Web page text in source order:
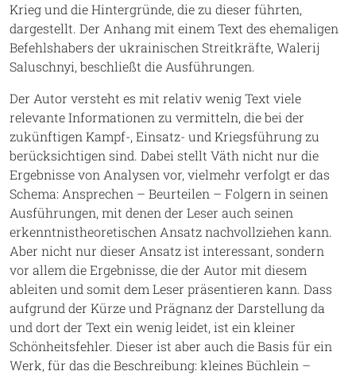
Krieg und die Hintergründe, die zu dieser führten,
dargestellt. Der Anhang mit einem Text des ehemaligen
Befehlshabers der ukrainischen Streitkräfte, Walerij
Saluschnyi, beschließt die Ausführungen.
Der Autor versteht es mit relativ wenig Text viele
relevante Informationen zu vermitteln, die bei der
zukünftigen Kampf-, Einsatz- und Kriegsführung zu
berücksichtigen sind. Dabei stellt Väth nicht nur die
Ergebnisse von Analysen vor, vielmehr verfolgt er das
Schema: Ansprechen – Beurteilen – Folgern in seinen
Ausführungen, mit denen der Leser auch seinen
erkenntnistheoretischen Ansatz nachvollziehen kann.
Aber nicht nur dieser Ansatz ist interessant, sondern
vor allem die Ergebnisse, die der Autor mit diesem
ableiten und somit dem Leser präsentieren kann. Dass
aufgrund der Kürze und Prägnanz der Darstellung da
und dort der Text ein wenig leidet, ist ein kleiner
Schönheitsfehler. Dieser ist aber auch die Basis für ein
Werk, für das die Beschreibung: kleines Büchlein –